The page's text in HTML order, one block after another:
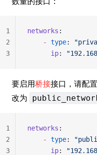
networks :
    -
type:
      ip
:
1
2
3
要启用桥接接口，请配置
改为
networks :
    -
type:
      ip
:
1
2
3